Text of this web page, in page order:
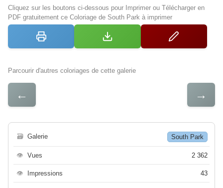
Cliquez sur les boutons ci-dessous pour Imprimer ou Télécharger en
PDF gratuitement ce Coloriage de South Park à imprimer
Parcourir d'autres coloriages de cette galerie
← →
🗃 Galerie South Park
👁 Vues 2 362
👁 Impressions 43